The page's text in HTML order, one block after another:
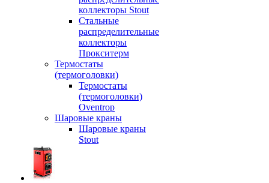
коллекторы Stout
Стальные
распределительные
коллекторы
Прокситерм
Термостаты
(термоголовки)
Термостаты
(термоголовки)
Oventrop
Шаровые краны
Шаровые краны
Stout